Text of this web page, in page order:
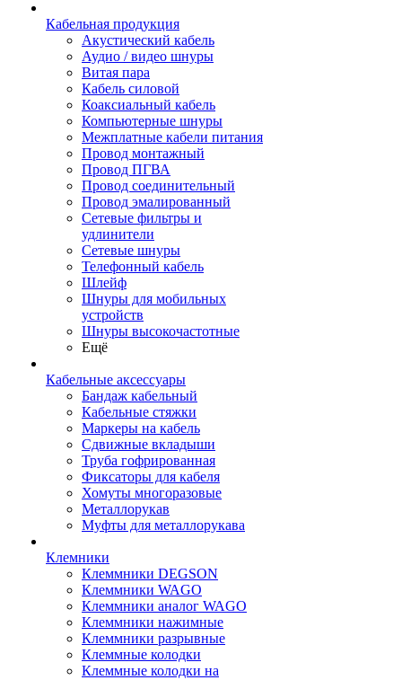
Кабельная продукция
Акустический кабель
Аудио / видео шнуры
Витая пара
Кабель силовой
Коаксиальный кабель
Компьютерные шнуры
Межплатные кабели питания
Провод монтажный
Провод ПГВА
Провод соединительный
Провод эмалированный
Сетевые фильтры и
удлинители
Сетевые шнуры
Телефонный кабель
Шлейф
Шнуры для мобильных
устройств
Шнуры высокочастотные
Ещё
Кабельные аксессуары
Бандаж кабельный
Кабельные стяжки
Маркеры на кабель
Сдвижные вкладыши
Труба гофрированная
Фиксаторы для кабеля
Хомуты многоразовые
Металлорукав
Муфты для металлорукава
Клемники
Клеммники DEGSON
Клеммники WAGO
Клеммники аналог WAGO
Клеммники нажимные
Клеммники разрывные
Клеммные колодки
Клеммные колодки на